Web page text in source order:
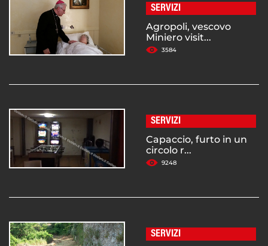
SERVIZI
Agropoli, vescovo
Miniero visit...
3584
SERVIZI
Capaccio, furto in un
circolo r...
9248
SERVIZI